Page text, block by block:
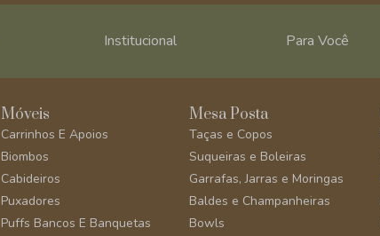
Institucional Para Você
Móveis
Carrinhos E Apoios
Biombos
Cabideiros
Puxadores
Puffs Bancos E Banquetas
Mesa Posta
Taças e Copos
Suqueiras e Boleiras
Garrafas, Jarras e Moringas
Baldes e Champanheiras
Bowls